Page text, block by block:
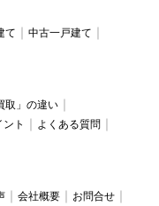
て
中古一戸建て
取」の違い
ト
よくある質問
会社概要
お問合せ